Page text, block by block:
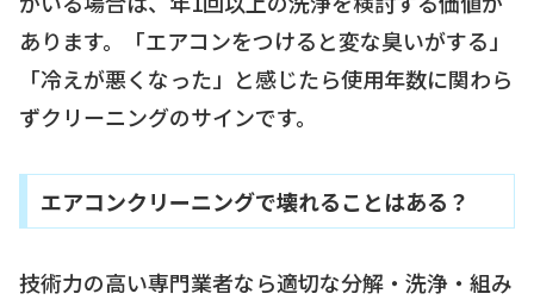
あります。「エアコンをつけると変な臭いがする」
「冷えが悪くなった」と感じたら使用年数に関わら
ずクリーニングのサインです。
エアコンクリーニングで壊れることはある？
技術力の高い専門業者なら適切な分解・洗浄・組み